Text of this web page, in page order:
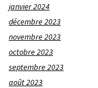
janvier 2024
décembre 2023
novembre 2023
octobre 2023
septembre 2023
août 2023